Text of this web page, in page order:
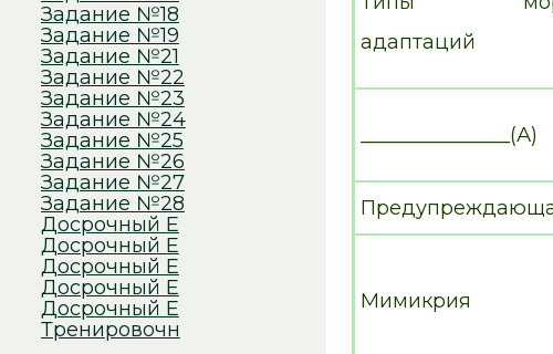
адаптаций
_______________(А)
Мимикрия
Задание №18
Задание №19
Задание №21
Задание №22
Задание №23
Задание №24
Задание №25
Задание №26
Задание №27
Задание №28
Досрочный Е
Досрочный Е
Досрочный Е
Досрочный Е
Досрочный Е
Тренировочн